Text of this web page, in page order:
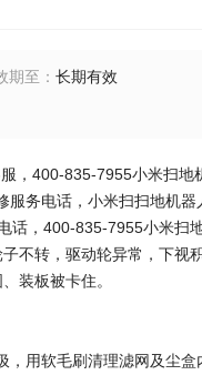
期至 ： 长期有效
，400-835-7955小米扫
务电话，小米扫扫地机
，400-835-7955小米扫
不转，驱动轮异常，下
装板被卡住。
用软毛刷清理滤网及尘